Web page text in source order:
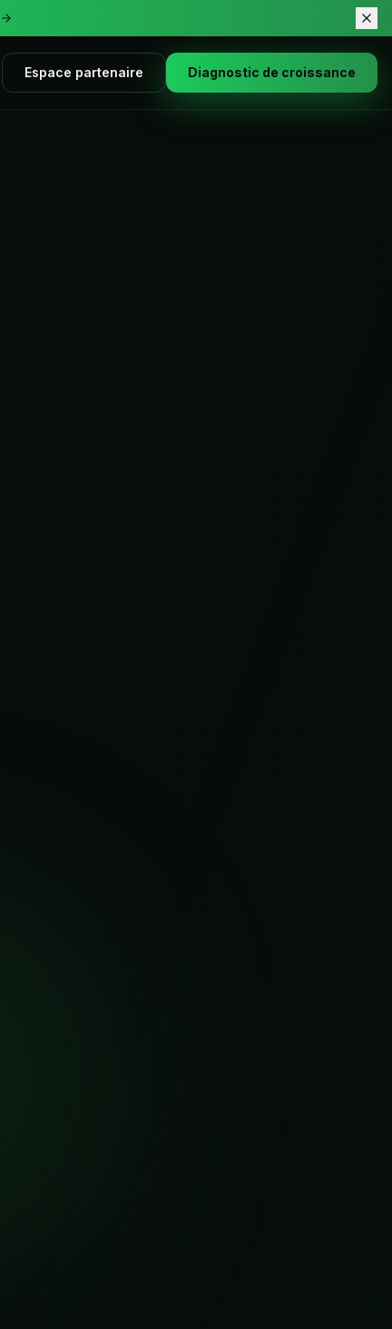
Espace partenaire Diagnostic de croissance